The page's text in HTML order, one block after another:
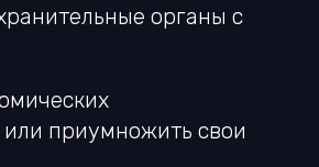
органы с
приумножить свои